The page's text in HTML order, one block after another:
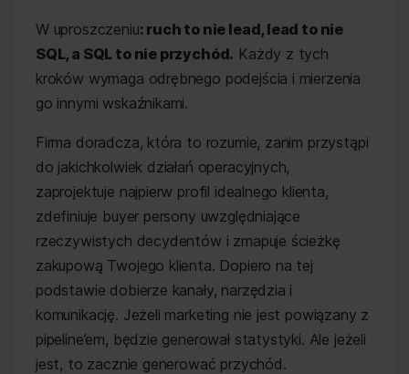
W uproszczeniu: ruch to nie lead, lead to nie
SQL, a SQL to nie przychód. Każdy z tych
kroków wymaga odrębnego podejścia i mierzenia
go innymi wskaźnikami.
Firma doradcza, która to rozumie, zanim przystąpi
do jakichkolwiek działań operacyjnych,
zaprojektuje najpierw profil idealnego klienta,
zdefiniuje buyer persony uwzględniające
rzeczywistych decydentów i zmapuje ścieżkę
zakupową Twojego klienta. Dopiero na tej
podstawie dobierze kanały, narzędzia i
komunikację. Jeżeli marketing nie jest powiązany z
pipeline’em, będzie generował statystyki. Ale jeżeli
jest, to zacznie generować przychód.